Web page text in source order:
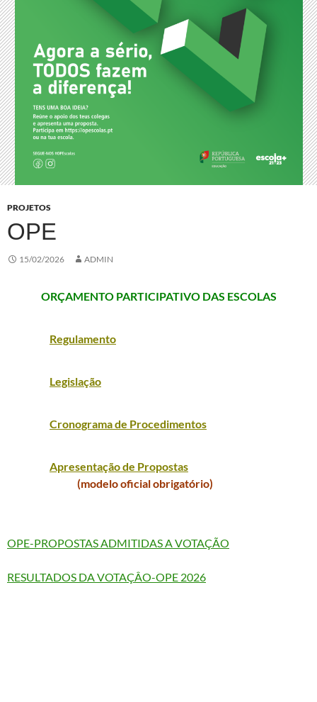
PROJETOS
OPE
15/02/2026 ADMIN
ORÇAMENTO PARTICIPATIVO DAS ESCOLAS
Regulamento
Legislação
Cronograma de Procedimentos
Apresentação de Propostas
(modelo oficial obrigatório)
OPE-PROPOSTAS ADMITIDAS A VOTAÇÃO
RESULTADOS DA VOTAÇÂO-OPE 2026